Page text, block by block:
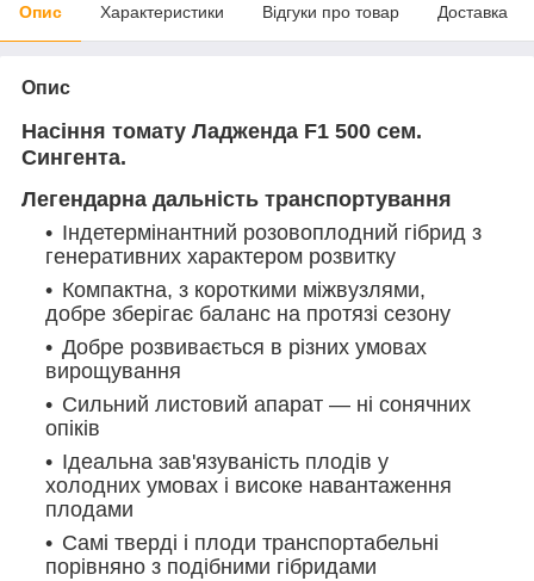
Опис Характеристики Відгуки про товар Доставка
Опис
Насіння томату Ладженда F1 500 сем.
Сингента.
Легендарна дальність транспортування
Індетермінантний розовоплодний гібрид з
генеративних характером розвитку
Компактна, з короткими міжвузлями,
добре зберігає баланс на протязі сезону
Добре розвивається в різних умовах
вирощування
Сильний листовий апарат — ні сонячних
опіків
Ідеальна зав'язуваність плодів у
холодних умовах і високе навантаження
плодами
Самі тверді і плоди транспортабельні
порівняно з подібними гібридами